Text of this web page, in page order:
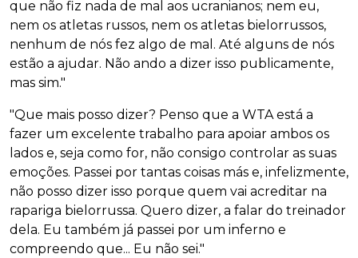
que não fiz nada de mal aos ucranianos; nem eu,
nem os atletas russos, nem os atletas bielorrussos,
nenhum de nós fez algo de mal. Até alguns de nós
estão a ajudar. Não ando a dizer isso publicamente,
mas sim."
"Que mais posso dizer? Penso que a WTA está a
fazer um excelente trabalho para apoiar ambos os
lados e, seja como for, não consigo controlar as suas
emoções. Passei por tantas coisas más e, infelizmente,
não posso dizer isso porque quem vai acreditar na
rapariga bielorrussa. Quero dizer, a falar do treinador
dela. Eu também já passei por um inferno e
compreendo que... Eu não sei."